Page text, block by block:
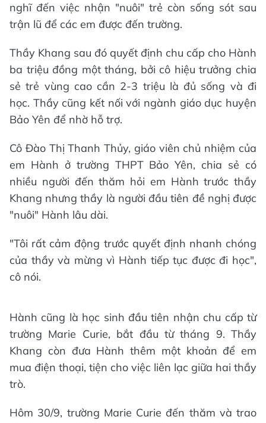
nghĩ đến việc nhận "nuôi" trẻ còn sống sót sau
trận lũ để các em được đến trường.
Thầy Khang sau đó quyết định chu cấp cho Hành
ba triệu đồng một tháng, bởi cô hiệu trưởng chia
sẻ trẻ vùng cao cần 2-3 triệu là đủ sống và đi
học. Thầy cũng kết nối với ngành giáo dục huyện
Bảo Yên để nhờ hỗ trợ.
Cô Đào Thị Thanh Thủy, giáo viên chủ nhiệm của
em Hành ở trường THPT Bảo Yên, chia sẻ có
nhiều người đến thăm hỏi em Hành trước thầy
Khang nhưng thầy là người đầu tiên đề nghị được
"nuôi" Hành lâu dài.
"Tôi rất cảm động trước quyết định nhanh chóng
của thầy và mừng vì Hành tiếp tục được đi học",
cô nói.
Hành cũng là học sinh đầu tiên nhận chu cấp từ
trường Marie Curie, bắt đầu từ tháng 9. Thầy
Khang còn đưa Hành thêm một khoản để em
mua điện thoại, tiện cho việc liên lạc giữa hai thầy
trò.
Hôm 30/9, trường Marie Curie đến thăm và trao